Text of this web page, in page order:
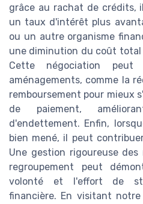
grâce au rachat de crédits,
un taux d'intérêt plus
ou un autre organisme
une diminution du coût total
Cette négociation peut
aménagements, comme la
remboursement pour mieux
de paiement,
d'endettement. Enfin,
bien mené, il peut
Une gestion rigoureuse des
regroupement peut
volonté et l'effort de
financière. En visitant